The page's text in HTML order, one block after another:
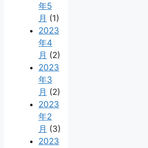
年5
月 (1)
2023
年4
月 (2)
2023
年3
月 (2)
2023
年2
月 (3)
2023